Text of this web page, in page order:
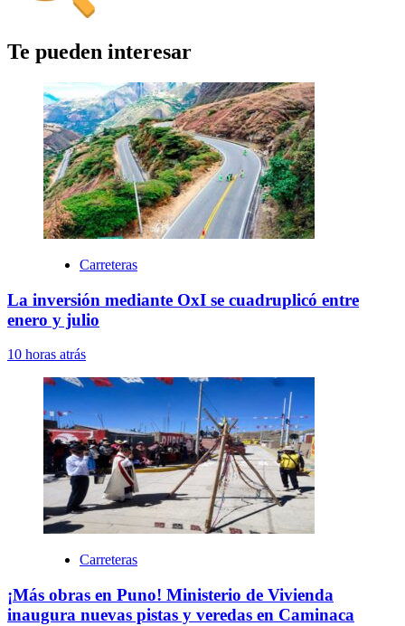
Te pueden interesar
Carreteras
La inversión mediante OxI se cuadruplicó entre
enero y julio
10 horas atrás
Carreteras
¡Más obras en Puno! Ministerio de Vivienda
inaugura nuevas pistas y veredas en Caminaca